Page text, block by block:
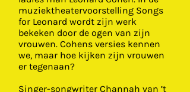
muziektheatervoorstelling Songs
for Leonard wordt zijn werk
bekeken door de ogen van zijn
vrouwen. Cohens versies kennen
we, maar hoe kijken zijn vrouwen
er tegenaan?
Singer-songwriter Channah van ’t